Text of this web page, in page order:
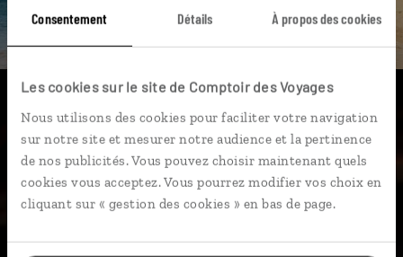
Consentement Détails À propos des cookies
Les cookies sur le site de Comptoir des Voyages
Nous utilisons des cookies pour faciliter votre navigation
sur notre site et mesurer notre audience et la pertinence
de nos publicités. Vous pouvez choisir maintenant quels
cookies vous acceptez. Vous pourrez modifier vos choix en
cliquant sur « gestion des cookies » en bas de page.
DÉCOUVRIR
Luciole,
l'appli qui vous guide en
République Dominicaine
robinsonnade en 1 clic